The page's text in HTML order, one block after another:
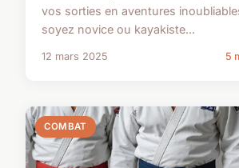
vos sorties en aventures
soyez novice ou kayakiste...
12 mars 2025 5
COMBAT